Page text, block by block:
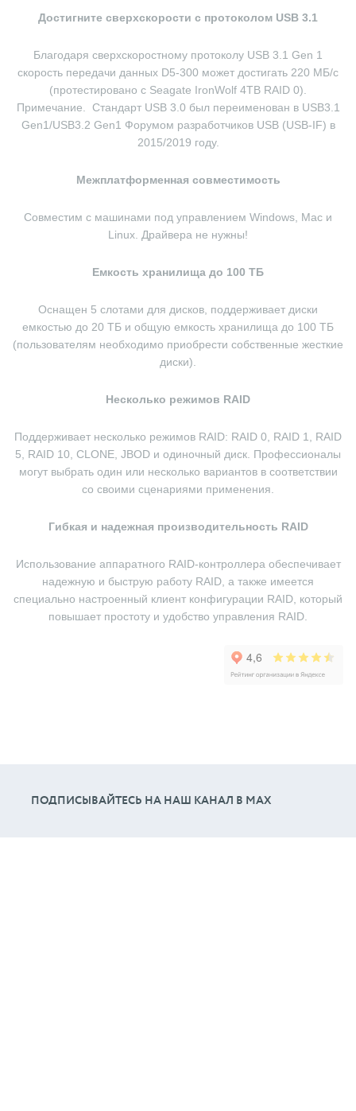
Достигните сверхскорости с протоколом USB 3.1
Благодаря сверхскоростному протоколу USB 3.1 Gen 1
скорость передачи данных D5-300 может достигать 220 МБ/с
(протестировано с Seagate IronWolf 4TB RAID 0).
Примечание. Стандарт USB 3.0 был переименован в USB3.1
Gen1/USB3.2 Gen1 Форумом разработчиков USB (USB-IF) в
2015/2019 году.
Межплатформенная совместимость
Совместим с машинами под управлением Windows, Mac и
Linux. Драйвера не нужны!
Емкость хранилища до 100 ТБ
Оснащен 5 слотами для дисков, поддерживает диски
емкостью до 20 ТБ и общую емкость хранилища до 100 ТБ
(пользователям необходимо приобрести собственные жесткие
диски).
Несколько режимов RAID
Поддерживает несколько режимов RAID: RAID 0, RAID 1, RAID
5, RAID 10, CLONE, JBOD и одиночный диск. Профессионалы
могут выбрать один или несколько вариантов в соответствии
со своими сценариями применения.
Гибкая и надежная производительность RAID
Использование аппаратного RAID-контроллера обеспечивает
надежную и быструю работу RAID, а также имеется
специально настроенный клиент конфигурации RAID, который
повышает простоту и удобство управления RAID.
ПОДПИСЫВАЙТЕСЬ НА НАШ КАНАЛ В МАХ